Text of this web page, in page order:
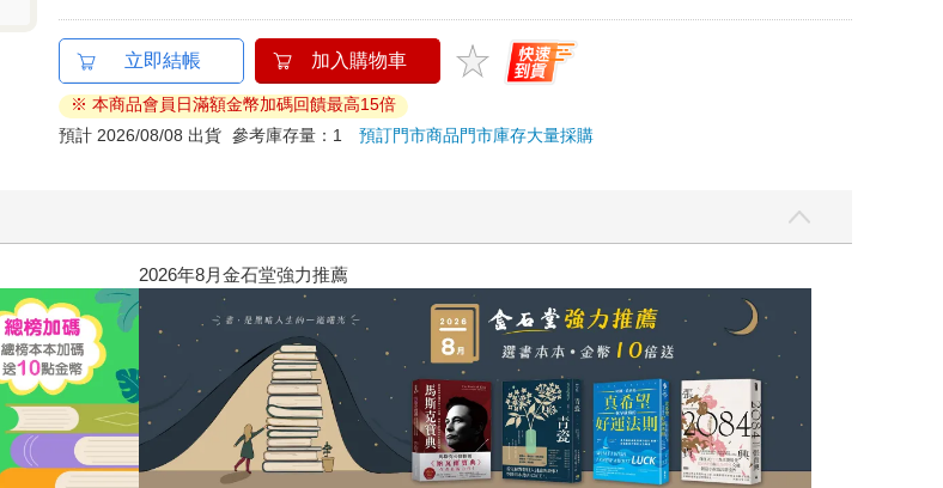
立即結帳 加入購物車
※ 本商品會員日滿額金幣加碼回饋最高15倍
預計 2026/08/08 出貨 參考庫存量：1預訂門市商品門市庫存大量採購
2026年8月金石堂強力推薦